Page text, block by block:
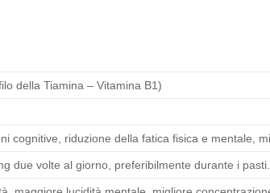
della Tiamina – Vitamina B1)
cognitive, riduzione della fatica fisica e mentale,
due volte al giorno, preferibilmente durante i pasti.